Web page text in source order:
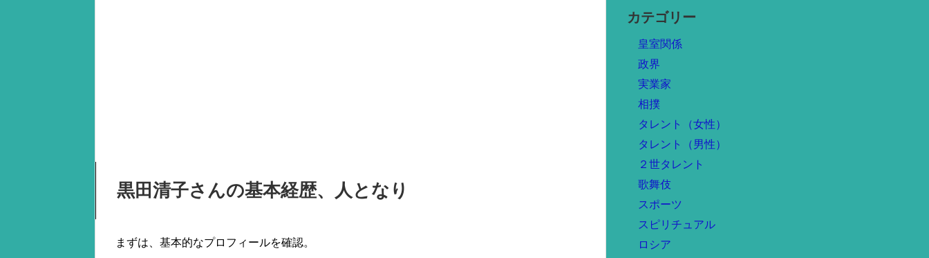
黒田清子さんの基本経歴、人となり
まずは、基本的なプロフィールを確認。
カテゴリー
皇室関係
政界
実業家
相撲
タレント（女性）
タレント（男性）
２世タレント
歌舞伎
スポーツ
スピリチュアル
ロシア